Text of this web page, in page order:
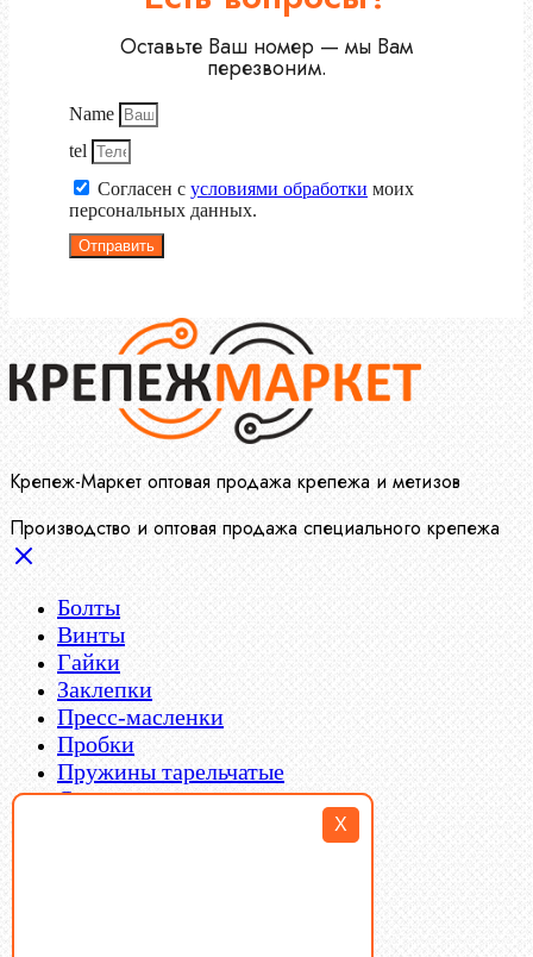
X
Оставьте Ваш номер — мы Вам
перезвоним.
Name
tel
Согласен с условиями обработки моих
персональных данных.
Отправить
Крепеж-Маркет оптовая продажа крепежа и метизов
Производство и оптовая продажа специального крепежа
Болты
Винты
Гайки
Заклепки
Пресс-масленки
Пробки
Пружины тарельчатые
Стопорные кольца